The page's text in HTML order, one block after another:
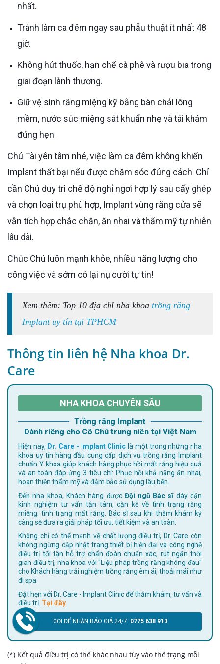
nhất.
Tránh làm ca đêm ngay sau phẫu thuật ít nhất 48
giờ.
Không hút thuốc, hạn chế cà phê và rượu bia trong
giai đoạn lành thương.
Giữ vệ sinh răng miệng kỹ bằng bàn chải lông
mềm, nước súc miệng sát khuẩn nhẹ và tái khám
đúng hẹn.
Chú Tài yên tâm nhé, việc làm ca đêm không khiến
Implant thất bại nếu được chăm sóc đúng cách. Chỉ
cần Chú duy trì chế độ nghỉ ngơi hợp lý sau cấy ghép
và chọn loại trụ phù hợp, Implant vùng răng cửa sẽ
vẫn tích hợp chắc chắn, ăn nhai và thẩm mỹ tự nhiên
lâu dài.
Chúc Chú luôn mạnh khỏe, nhiều năng lượng cho
công việc và sớm có lại nụ cười tự tin!
Xem thêm: Top 10 địa chỉ nha khoa trồng răng
Implant uy tín tại TPHCM
Thông tin liên hệ Nha khoa Dr.
Care
NHA KHOA CHUYÊN SÂU
Trồng răng Implant
Dành riêng cho Cô Chú trung niên tại Việt Nam
Hiện nay, Dr. Care - Implant Clinic là một trong những nha
khoa uy tín hàng đầu cung cấp dịch vụ trồng răng Implant
chuẩn Y khoa giúp khách hàng phục hồi mất răng hiệu quả
và an toàn đáp ứng 3 tiêu chí: Phục hồi khả năng ăn nhai,
hoàn thiện thẩm mỹ và đảm bảo sử dụng lâu bền.
Đến nha khoa, Khách hàng đượcĐội ngũ Bác sĩdày dặn
kinh nghiệm tư vấn tận tâm, cặn kẽ về tình trạng răng
miệng. tình trạng mất răng. Bác sĩ sau khi thăm khám kỹ
càng sẽ đưa ra giải pháp tối ưu, tiết kiệm và an toàn.
Không chỉ có thế mạnh về chất lượng điều trị, Dr. Care còn
không ngừng cập nhật trang thiết bị hiện đại và công nghệ
điều trị tối tân hỗ trợ chẩn đoán chuẩn xác, rút ngắn thời
gian điều trị, nha khoa với "Liệu pháp trồng răng không đau"
cho Khách hàng trải nghiệm trồng răng êm ái, thoải mái như
đi spa.
Đặt hẹn với Dr. Care - Implant Clinic để thăm khám, tư vấn và
điều trị. Tại đây
GỌI ĐỂ NHẬN BÁO GIÁ 24/7: 0775 638 910
(*) Kết quả điều trị có thể khác nhau tùy vào thể trạng mỗi